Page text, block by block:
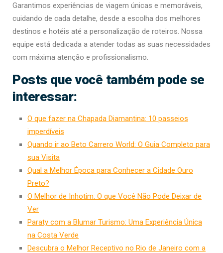
Garantimos experiências de viagem únicas e memoráveis,
cuidando de cada detalhe, desde a escolha dos melhores
destinos e hotéis até a personalização de roteiros. Nossa
equipe está dedicada a atender todas as suas necessidades
com máxima atenção e profissionalismo.
Posts que você também pode se
interessar:
O que fazer na Chapada Diamantina: 10 passeios
imperdíveis
Quando ir ao Beto Carrero World: O Guia Completo para
sua Visita
Qual a Melhor Época para Conhecer a Cidade Ouro
Preto?
O Melhor de Inhotim: O que Você Não Pode Deixar de
Ver
Paraty com a Blumar Turismo: Uma Experiência Única
na Costa Verde
Descubra o Melhor Receptivo no Rio de Janeiro com a